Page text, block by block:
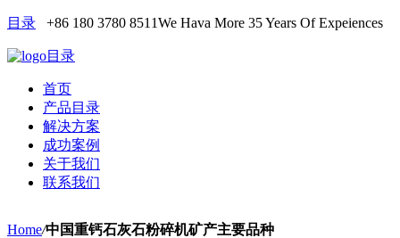
目录 +86 180 3780 8511We Hava More 35 Years Of Expeiences
目录
首页
产品目录
解决方案
成功案例
关于我们
联系我们
Home/中国重钙石灰石粉碎机矿产主要品种